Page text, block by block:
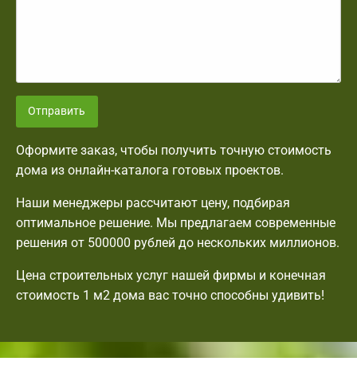
Отправить
Оформите заказ, чтобы получить точную стоимость
дома из онлайн-каталога готовых проектов.
Наши менеджеры рассчитают цену, подбирая
оптимальное решение. Мы предлагаем современные
решения от 500000 рублей до нескольких миллионов.
Цена строительных услуг нашей фирмы и конечная
стоимость 1 м2 дома вас точно способны удивить!